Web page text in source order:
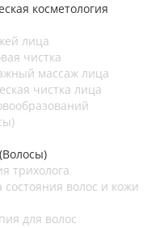
косметология
лица
чистка
массаж лица
чистка лица
трихолога
состояния волос и кожи
для волос